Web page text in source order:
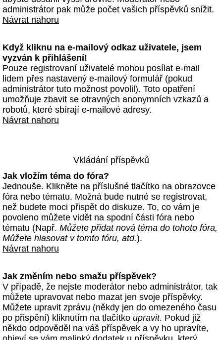
administrátor pak může počet vašich příspěvků snížit.
Návrat nahoru
Když kliknu na e-mailový odkaz uživatele, jsem
vyzván k přihlášení!
Pouze registrovaní uživatelé mohou posílat e-mail
lidem přes nastavený e-mailový formulář (pokud
administrátor tuto možnost povolil). Toto opatření
umožňuje zbavit se otravných anonymních vzkazů a
robotů, které sbírají e-mailové adresy.
Návrat nahoru
Vkládání příspěvků
Jak vložím téma do fóra?
Jednouše. Klikněte na příslušné tlačítko na obrazovce
fóra nebo tématu. Možná bude nutné se registrovat,
než budete moci přispět do diskuze. To, co vám je
povoleno můžete vidět na spodní části fóra nebo
tématu (Např. Můžete přidat nová téma do tohoto fóra,
Můžete hlasovat v tomto fóru, atd.).
Návrat nahoru
Jak změním nebo smažu příspěvek?
V případě, že nejste moderátor nebo administrátor, tak
můžete upravovat nebo mazat jen svoje příspěvky.
Můžete upravit zprávu (někdy jen do omezeného času
po přispění) kliknutím na tlačítko upravit. Pokud již
někdo odpověděl na váš příspěvek a vy ho upravíte,